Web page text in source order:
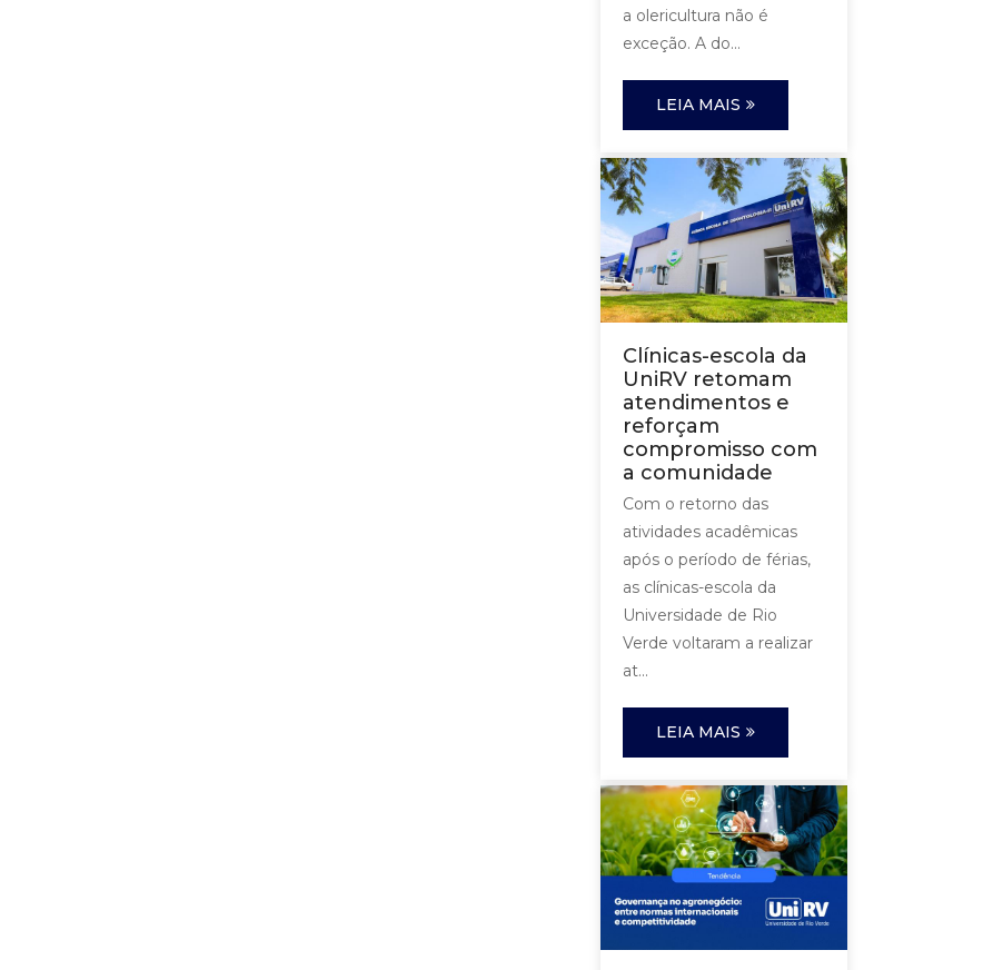
a olericultura não é
exceção. A do...
LEIA MAIS
Clínicas-escola da
UniRV retomam
atendimentos e
reforçam
compromisso com
a comunidade
Com o retorno das
atividades acadêmicas
após o período de férias,
as clínicas-escola da
Universidade de Rio
Verde voltaram a realizar
at...
LEIA MAIS